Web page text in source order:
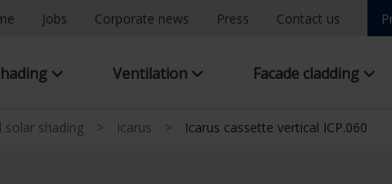
Jobs Corporate news Press Contact us
Ventilation Facade cladding
solar shading > Icarus > Icarus cassette vertical ICP.060